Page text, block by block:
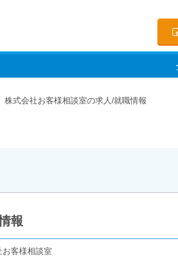
株式会社お客様相談室の求人/就職情報
報
お客様相談室